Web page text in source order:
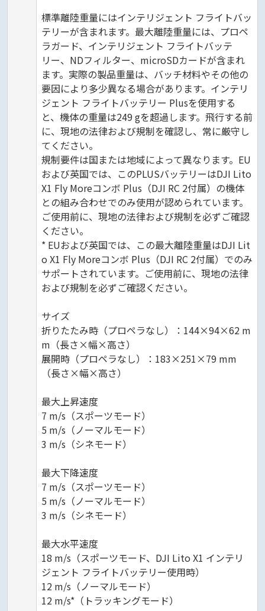
標準離陸重量にはインテリジェント フライトバッ
テリーが含まれます。最大離陸重量には、プロペ
ラガード、インテリジェント フライトバッテ
リー、NDフィルター、microSDカードが含まれ
ます。実際の製品重量は、バッチ材料やその他の
要因により多少異なる場合があります。インテリ
ジェント フライトバッテリー Plusを使用する
と、機体の重量は249 gを超過します。飛行する前
に、現地の法律および規制を確認し、常に厳守し
てください。
規制要件は国または地域によって異なります。EU
および英国では、このPLUSバッテリーはDJI Lito
X1 Fly Moreコンボ Plus（DJI RC 2付属）の機体
との組み合わせでのみ使用が認められています。
ご使用前に、現地の法律および規制を必ずご確認
ください。
* EUおよび英国では、この最大離陸重量はDJI Lit
o X1 Fly Moreコンボ Plus（DJI RC 2付属）でのみ
サポートされています。ご使用前に、現地の法律
および規制を必ずご確認ください。
サイズ
折りたたみ時（プロペラなし）：144×94×62 m
m（長さ×幅×高さ）
展開時（プロペラなし）：183×251×79 mm
（長さ×幅×高さ）
最大上昇速度
7 m/s（スポーツモード）
5 m/s（ノーマルモード）
3 m/s（シネモード）
最大下降速度
7 m/s（スポーツモード）
5 m/s（ノーマルモード）
3 m/s（シネモード）
最大水平速度
18 m/s（スポーツモード、DJI Lito X1 インテリ
ジェント フライトバッテリー使用時）
12 m/s（ノーマルモード）
12 m/s*（トラッキングモード）